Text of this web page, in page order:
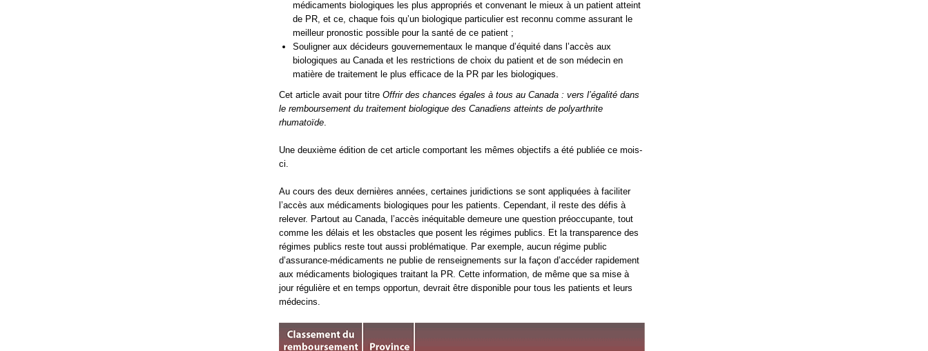
médicaments biologiques les plus appropriés et convenant le mieux à un patient atteint
de PR, et ce, chaque fois qu’un biologique particulier est reconnu comme assurant le
meilleur pronostic possible pour la santé de ce patient ;
Souligner aux décideurs gouvernementaux le manque d’équité dans l’accès aux
biologiques au Canada et les restrictions de choix du patient et de son médecin en
matière de traitement le plus efficace de la PR par les biologiques.
Cet article avait pour titre Offrir des chances égales à tous au Canada : vers l’égalité dans
le remboursement du traitement biologique des Canadiens atteints de polyarthrite
rhumatoïde.
Une deuxième édition de cet article comportant les mêmes objectifs a été publiée ce mois-
ci.
Au cours des deux dernières années, certaines juridictions se sont appliquées à faciliter
l’accès aux médicaments biologiques pour les patients. Cependant, il reste des défis à
relever. Partout au Canada, l’accès inéquitable demeure une question préoccupante, tout
comme les délais et les obstacles que posent les régimes publics. Et la transparence des
régimes publics reste tout aussi problématique. Par exemple, aucun régime public
d’assurance-médicaments ne publie de renseignements sur la façon d’accéder rapidement
aux médicaments biologiques traitant la PR. Cette information, de même que sa mise à
jour régulière et en temps opportun, devrait être disponible pour tous les patients et leurs
médecins.